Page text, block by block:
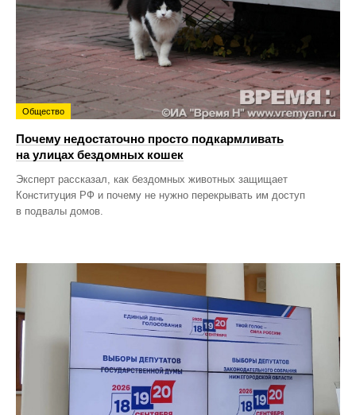
Общество
Почему недостаточно просто подкармливать
на улицах бездомных кошек
Эксперт рассказал, как бездомных животных защищает
Конституция РФ и почему не нужно перекрывать им доступ
в подвалы домов.